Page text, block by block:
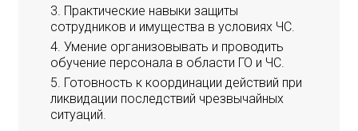
Практические навыки защиты
сотрудников и имущества в условиях ЧС.
Умение организовывать и проводить
обучение персонала в области ГО и ЧС.
Готовность к координации действий при
ликвидации последствий чрезвычайных
ситуаций.